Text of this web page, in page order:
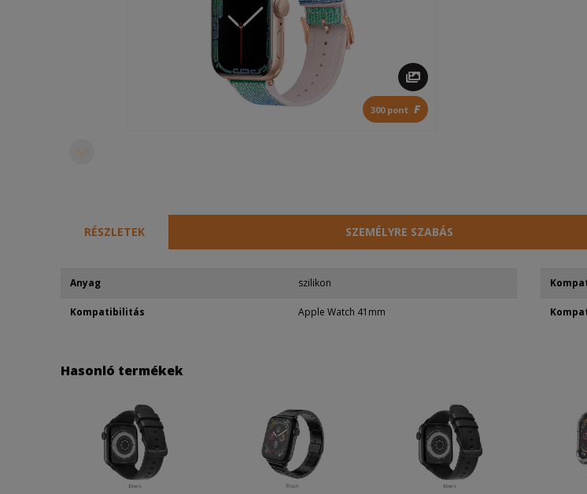
300 pont F
RÉSZLETEK SZEMÉLYRE SZABÁS
Anyag szilikon
Kompatibilitás Apple Watch 41mm
Hasonló termékek